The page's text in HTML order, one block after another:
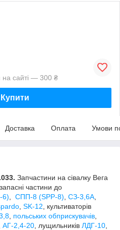
на сайті — 300 ₴
Купити
Доставка Оплата Умови
Запчастини на сівалку Вега
частини до
6) СПП-8 (SPP-8) СЗ-3,6А
SK-12 , культиваторів
польських обприскувачів
АГ-2,4-20 , лущильників ЛДГ-10